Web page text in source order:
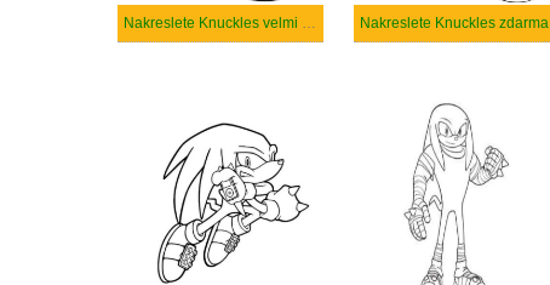
Nakreslete Knuckles velmi základní Nakreslete Knuckles zdarma